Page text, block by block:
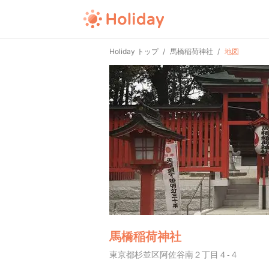
Holiday トップ 馬橋稲荷神社 地図
馬橋稲荷神社
東京都杉並区阿佐谷南２丁目４-４